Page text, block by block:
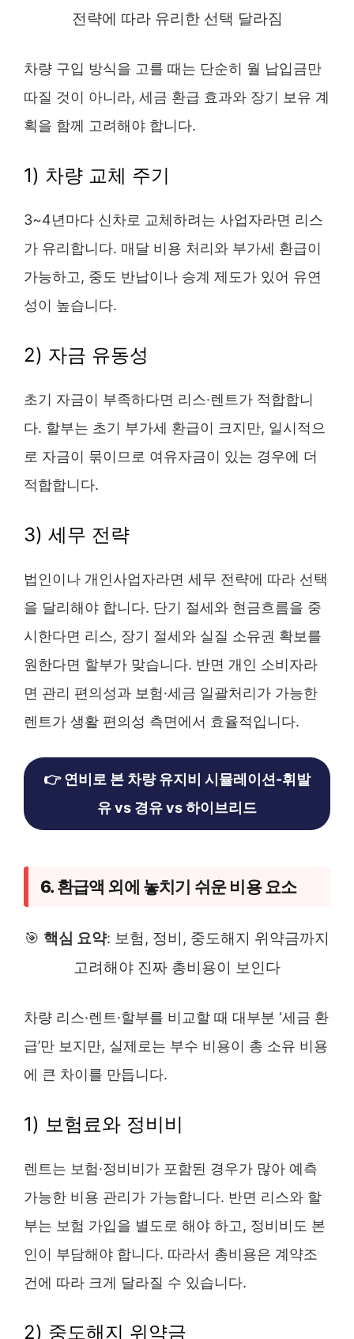
전략에 따라 유리한 선택 달라짐
차량 구입 방식을 고를 때는 단순히 월 납입금만
따질 것이 아니라, 세금 환급 효과와 장기 보유 계
획을 함께 고려해야 합니다.
1) 차량 교체 주기
3~4년마다 신차로 교체하려는 사업자라면 리스
가 유리합니다. 매달 비용 처리와 부가세 환급이
가능하고, 중도 반납이나 승계 제도가 있어 유연
성이 높습니다.
2) 자금 유동성
초기 자금이 부족하다면 리스·렌트가 적합합니
다. 할부는 초기 부가세 환급이 크지만, 일시적으
로 자금이 묶이므로 여유자금이 있는 경우에 더
적합합니다.
3) 세무 전략
법인이나 개인사업자라면 세무 전략에 따라 선택
을 달리해야 합니다. 단기 절세와 현금흐름을 중
시한다면 리스, 장기 절세와 실질 소유권 확보를
원한다면 할부가 맞습니다. 반면 개인 소비자라
면 관리 편의성과 보험·세금 일괄처리가 가능한
렌트가 생활 편의성 측면에서 효율적입니다.
👉 연비로 본 차량 유지비 시뮬레이션-휘발
유 vs 경유 vs 하이브리드
6. 환급액 외에 놓치기 쉬운 비용 요소
🎯 핵심 요약: 보험, 정비, 중도해지 위약금까지
고려해야 진짜 총비용이 보인다
차량 리스·렌트·할부를 비교할 때 대부분 ‘세금 환
급’만 보지만, 실제로는 부수 비용이 총 소유 비용
에 큰 차이를 만듭니다.
1) 보험료와 정비비
렌트는 보험·정비비가 포함된 경우가 많아 예측
가능한 비용 관리가 가능합니다. 반면 리스와 할
부는 보험 가입을 별도로 해야 하고, 정비비도 본
인이 부담해야 합니다. 따라서 총비용은 계약조
건에 따라 크게 달라질 수 있습니다.
2) 중도해지 위약금